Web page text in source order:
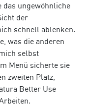
das ungewöhnliche
der
schnell ablenken.
was die anderen
selbst
Menü sicherte sie
zweiten Platz,
Better Use